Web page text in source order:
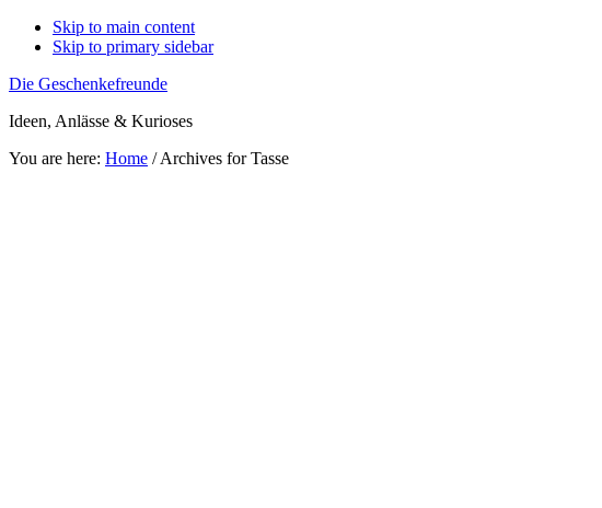
Skip to main content
Skip to primary sidebar
Die Geschenkefreunde
Ideen, Anlässe & Kurioses
You are here: Home /Archives for Tasse